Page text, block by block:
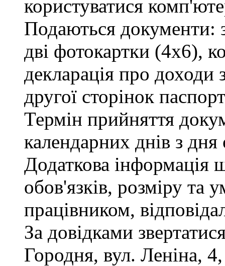
користуватися
Подаються документи:
дві фотокартки (4х6),
декларація про доходи
другої сторінок
Термін прийняття
календарних днів з
Додаткова інформація
обов'язків, розміру та
працівником,
За довідками
Городня, вул. Леніна,